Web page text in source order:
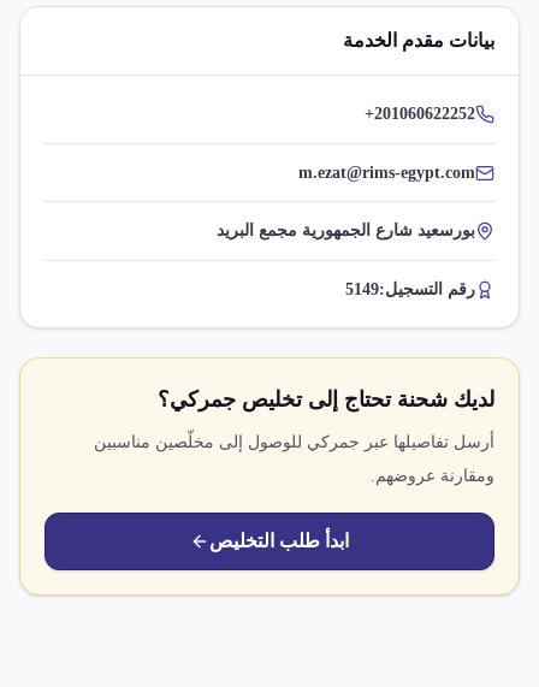
بيانات مقدم الخدمة
+201060622252
m.ezat@rims-egypt.com
بورسعيد شارع الجمهورية مجمع البريد
رقم التسجيل:5149
لديك شحنة تحتاج إلى تخليص جمركي؟
أرسل تفاصيلها عبر جمركي للوصول إلى مخلّصين مناسبين
ومقارنة عروضهم.
ابدأ طلب التخليص